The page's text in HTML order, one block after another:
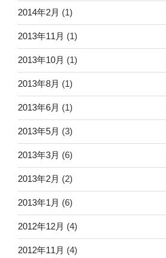
2014年2月 (1)
2013年11月 (1)
2013年10月 (1)
2013年8月 (1)
2013年6月 (1)
2013年5月 (3)
2013年3月 (6)
2013年2月 (2)
2013年1月 (6)
2012年12月 (4)
2012年11月 (4)